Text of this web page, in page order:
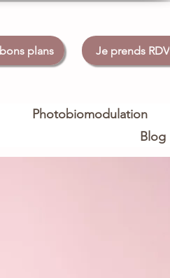
plans Je prends RDV
Photobiomodulation
Blog